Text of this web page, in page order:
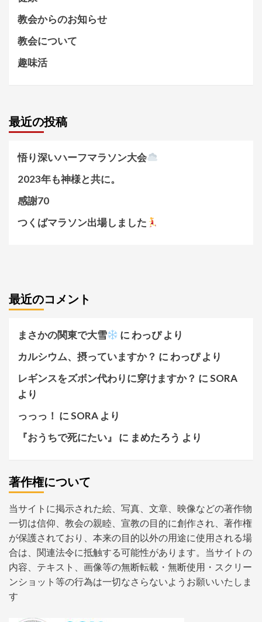
教会からのお知らせ
教会について
趣味活
最近の投稿
悟り深いハーフマラソン大会
2023年も神様と共に。
感謝70
つくばマラソン出場しました
最近のコメント
まさかの関東で大雪 に わっぴより
カルシウム、摂っていますか？ に わっぴより
レギンスをズボン代わりに穿けますか？ にSORA
より
っっっ！ にSORA より
『おうちで死にたい』
に まめたろう より
著作権について
当サイトに掲示された絵、写真、文章、映像などの著作物
一切は信仰、教会の親睦、宣教の目的に創作され、著作権
が保護されており、本来の目的以外の用途に使用される場
合は、関連法令に抵触する可能性があります。当サイトの
内容、テキスト、画像等の無断転載・無断使用・スクリー
ンショット等の行為は一切なさらないようお願いいたしま
す